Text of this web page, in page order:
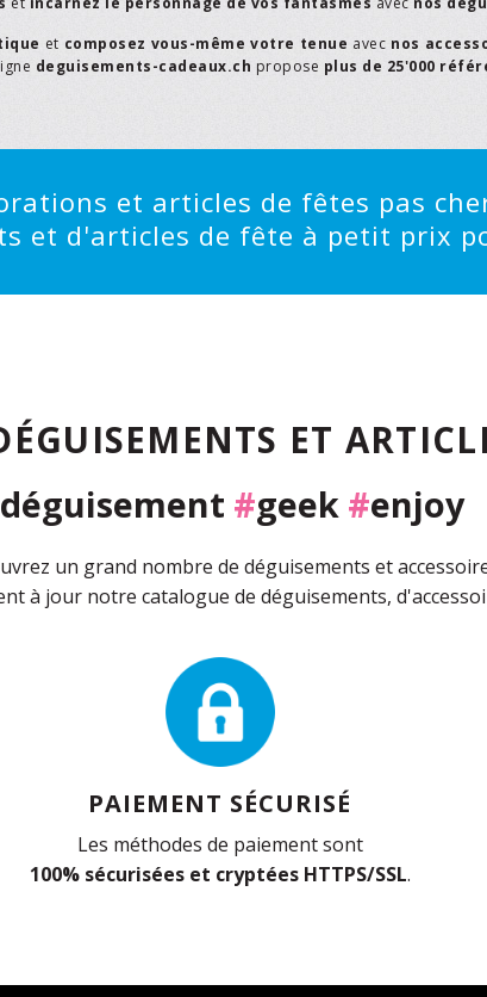
et composez vous-même votre tenue avec nos
deguisements-cadeaux.ch propose plus de 25'000
et articles de fêtes pas
et d'articles de fête à petit prix
ET
déguisement #geek #enjoy
un grand nombre de déguisements et
à jour notre catalogue de déguisements,
PAIEMENT SÉCURISÉ
Les méthodes de paiement sont
100% sécurisées et cryptées HTTPS/SSL.